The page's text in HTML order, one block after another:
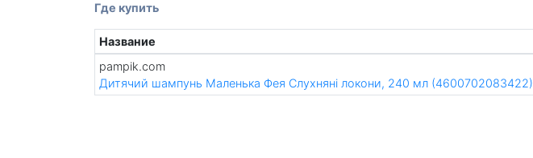
Где купить
Название
pampik.com
Дитячий шампунь Маленька Фея Слухняні локони, 240 мл (4600702083422)